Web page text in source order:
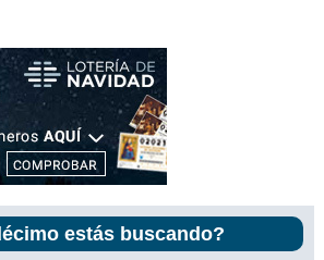
estás buscando?